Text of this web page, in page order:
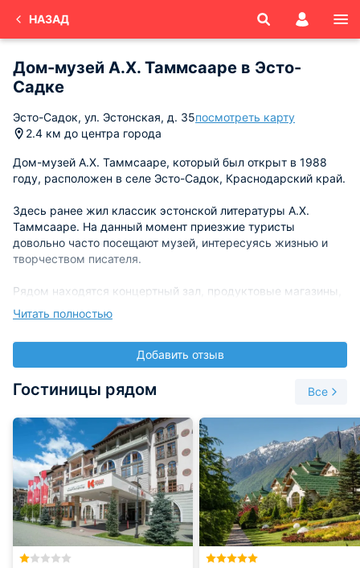
НАЗАД
Дом-музей А.Х. Таммсааре в Эсто-
Садке
Эсто-Садок, ул. Эстонская, д. 35посмотреть карту
2.4 км до центра города
Дом-музей А.Х. Таммсааре, который был открыт в 1988
году, расположен в селе Эсто-Садок, Краснодарский край.
Здесь ранее жил классик эстонской литературы А.Х.
Таммсааре. На данный момент приезжие туристы
довольно часто посещают музей, интересуясь жизнью и
творчеством писателя.
Рядом находятся концертный зал, продуктовые магазины,
кафе, рестораны, отели, гостиницы, казино и многое
другое.
Читать полностью
Добавить отзыв
Гостиницы рядом Все